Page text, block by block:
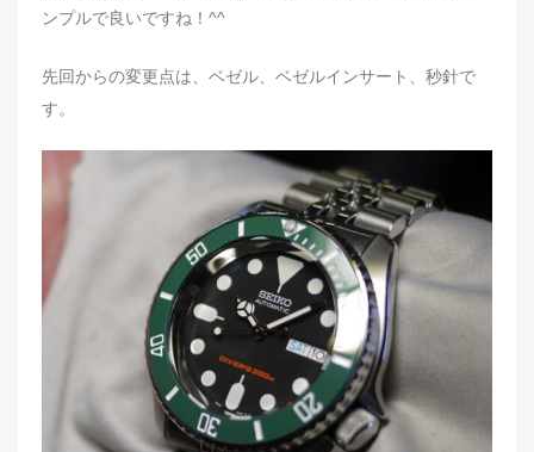
ンプルで良いですね！^^
先回からの変更点は、ベゼル、ベゼルインサート、秒針で
す。